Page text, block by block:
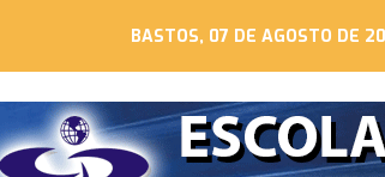
BASTOS, 07 DE AGOSTO DE